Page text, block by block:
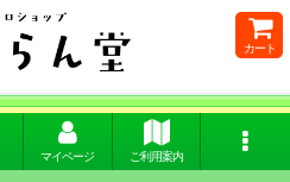
カート
マイページ ご利用案内